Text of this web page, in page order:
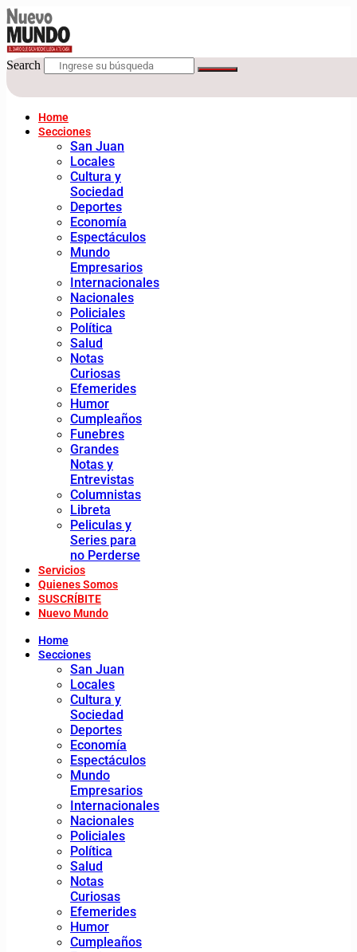
Search
Home
Secciones
San Juan
Locales
Cultura y
Sociedad
Deportes
Economía
Espectáculos
Mundo
Empresarios
Internacionales
Nacionales
Policiales
Política
Salud
Notas
Curiosas
Efemerides
Humor
Cumpleaños
Funebres
Grandes
Notas y
Entrevistas
Columnistas
Libreta
Peliculas y
Series para
no Perderse
Servicios
Quienes Somos
SUSCRÍBITE
Nuevo Mundo
Home
Secciones
San Juan
Locales
Cultura y
Sociedad
Deportes
Economía
Espectáculos
Mundo
Empresarios
Internacionales
Nacionales
Policiales
Política
Salud
Notas
Curiosas
Efemerides
Humor
Cumpleaños